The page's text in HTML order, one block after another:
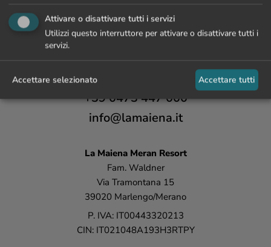
+39 0473 447 000
info@lamaiena.it
La MaienaMeran Resort
Fam. Waldner
Via Tramontana 15
39020 Marlengo/Merano
P. IVA: IT00443320213
CIN: IT021048A193H3RTPY
Attivare o disattivare tutti i servizi
Utilizzi questo interruttore per attivare o disattivare tutti i
servizi.
Accettare selezionato Accettare tutti